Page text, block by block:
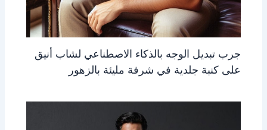
جرب تبديل الوجه بالذكاء الاصطناعي لشاب أنيق
على كنبة جلدية في شرفة مليئة بالزهور